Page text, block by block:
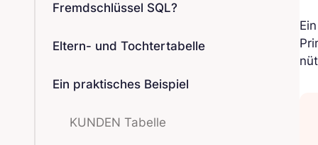
Fremdschlüssel SQL?
Eltern- und Tochtertabelle
Ein praktisches Beispiel
KUNDEN Tabelle
Ein